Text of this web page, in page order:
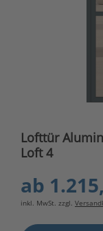
Lofttür
Loft 4
ab
inkl. MwSt. zzgl.